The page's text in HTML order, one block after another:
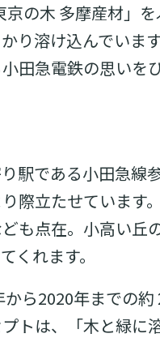
の木 多摩産材」
り溶け込んでいま
田急電鉄の思いを
駅である小田急線
際立たせています
も点在。小高い丘
くれます。
ら2020年までの
トは、「木と緑に